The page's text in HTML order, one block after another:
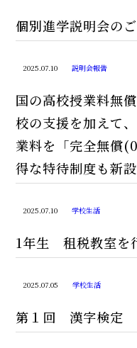
個別進学説明会の
2025.07.10 説明会報告
国の高校授業料無
校の支援を加えて
業料を「完全無償
得な特待制度も新
2025.07.10 学校生活
1年生 租税教室を
2025.07.05 学校生活
第１回 漢字検定